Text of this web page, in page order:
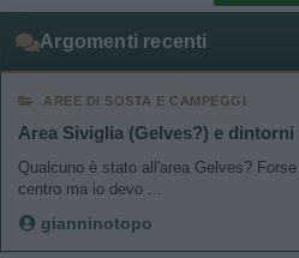
Argomenti recenti
AREE DI SOSTA E CAMPEGGI
Area Siviglia (Gelves?) e dintorni
Qualcuno è stato all'area Gelves?
centro ma io devo ...
gianninotopo